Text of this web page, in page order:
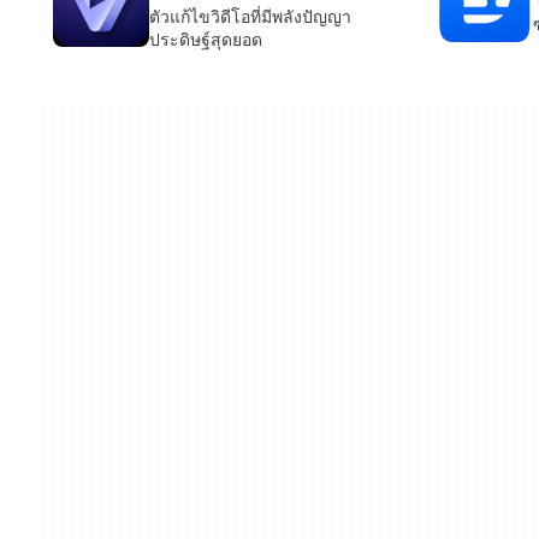
ตัวแก้ไขวิดีโอที่มีพลังปัญญา
ประดิษฐ์สุดยอด